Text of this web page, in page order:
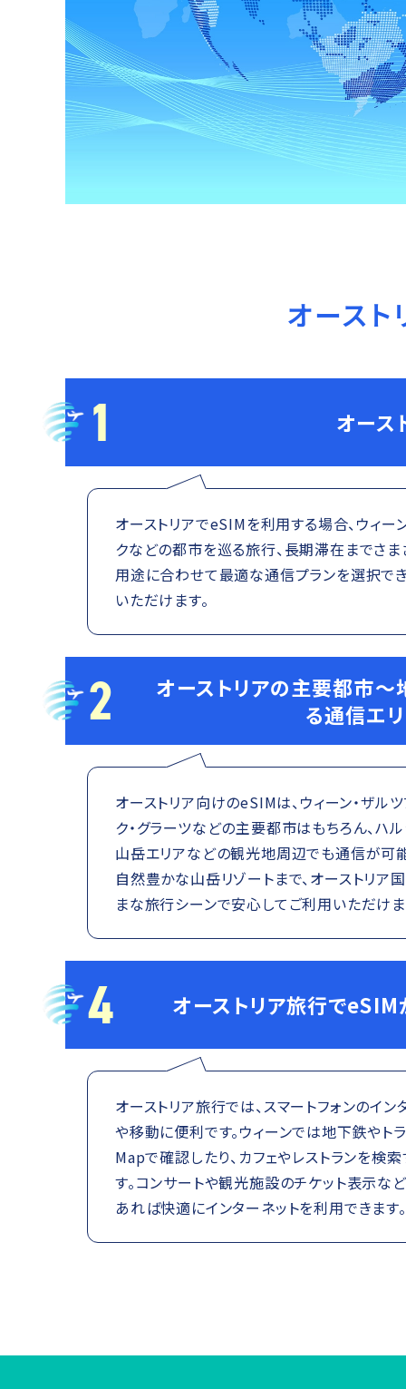
オースト
1 オース
オーストリアでeSIMを利用する場合、ウィ
クなどの都市を巡る旅行、長期滞在までさ
用途に合わせて最適な通信プランを選択で
いただけます。
2
オーストリアの主要都市～
る通信エ
オーストリア向けのeSIMは、ウィーン・ザル
ク・グラーツなどの主要都市はもちろん、ハ
山岳エリアなどの観光地周辺でも通信が可
自然豊かな山岳リゾートまで、オーストリア
まな旅行シーンで安心してご利用いただけま
4 オーストリア旅行で
オーストリア旅行では、スマートフォンのイ
や移動に便利です。ウィーンでは地下鉄やト
Mapで確認したり、カフェやレストランを検
す。コンサートや観光施設のチケット表示な
あれば快適にインターネットを利用できます。